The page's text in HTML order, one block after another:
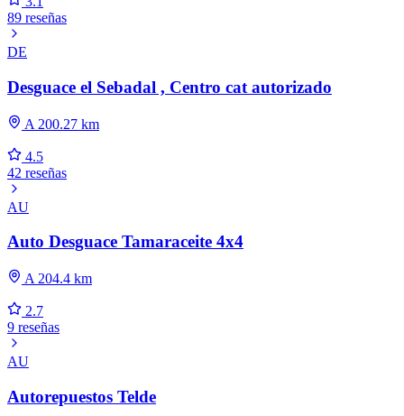
89 reseñas
DE
Desguace el Sebadal , Centro cat autorizado
A 200.27 km
4.5
42 reseñas
AU
Auto Desguace Tamaraceite 4x4
A 204.4 km
2.7
9 reseñas
AU
Autorepuestos Telde